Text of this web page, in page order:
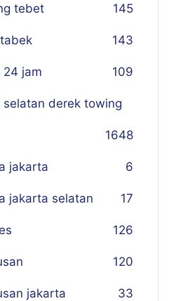
tebet 145
143
jam 109
derek towing
48
16
jakarta 6
jakarta selatan 17
126
120
jakarta 33